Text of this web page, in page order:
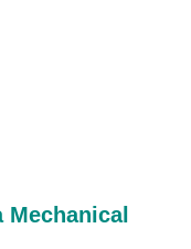
Mechanical